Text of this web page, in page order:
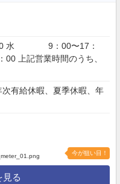
00 水 9：00〜17：
ち、
有給休暇、夏季休暇、年
今が狙い目！
見る